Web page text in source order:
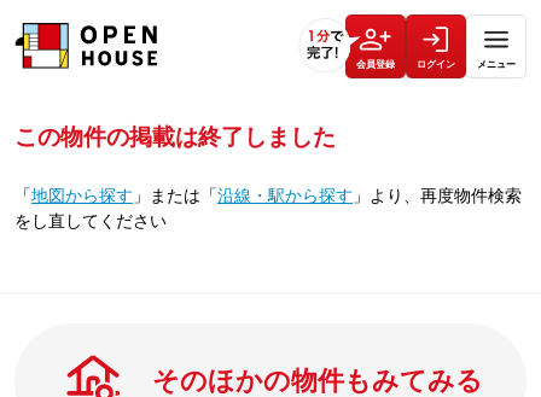
会員登録 ログイン メニュー
この物件の掲載は終了しました
「地図から探す 」 または 「沿線・駅から探す 」 より、再度物件検索
をし直してください
そのほかの物件もみてみる